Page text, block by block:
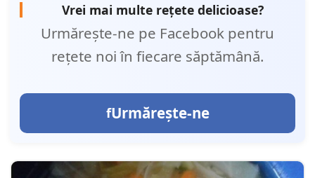
Vrei mai multe rețete delicioase?
Urmărește-ne pe Facebook pentru
rețete noi în fiecare săptămână.
Urmărește-ne